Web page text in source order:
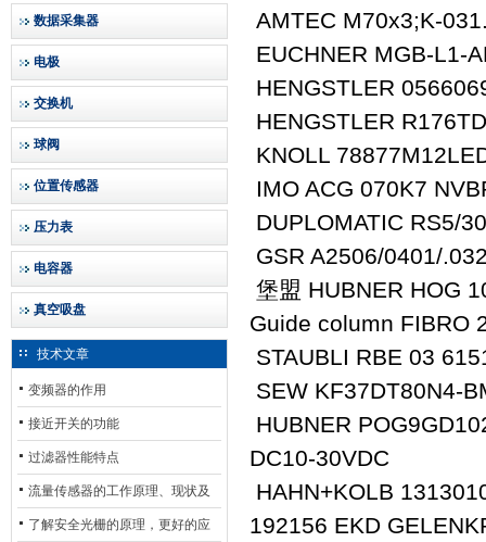
数据采集器
电极
交换机
球阀
位置传感器
压力表
电容器
真空吸盘
技术文章
变频器的作用
接近开关的功能
过滤器性能特点
流量传感器的工作原理、现状及
其发展前景
了解安全光栅的原理，更好的应
AMTEC M70x3;K-
EUCHNER MGB-L1-
HENGSTLER
HENGSTLER
KNOLL
IMO ACG 070K7
DUPLOMATIC RS5/30
GSR A2506/0401/
堡盟 HUBNER HOG
Guide column FIBRO
STAUBLI RBE 03
SEW KF37DT80N4-
HUBNER
DC10-30VDC
HAHN+KOLB
192156 EKD